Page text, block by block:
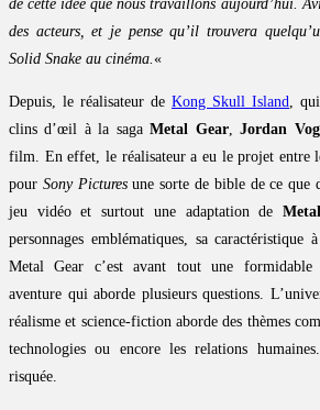
de cette idée que nous travaillons aujourd’hui.
des acteurs, et je pense qu’il trouvera
Solid Snake au cinéma.«
Depuis, le réalisateur de Kong Skull Island,
clins d’œil à la sagaMetal Gear,Jordan
film. En effet, le réalisateur a eu le projet entre
pour Sony Picturesune sorte de bible de ce que
jeu vidéo et surtout une adaptation de
personnages emblématiques, sa
Metal Gear c’est avant tout une
aventure qui aborde plusieurs questions.
réalisme et science-fiction aborde des thèmes
technologies ou encore les relations
risquée.